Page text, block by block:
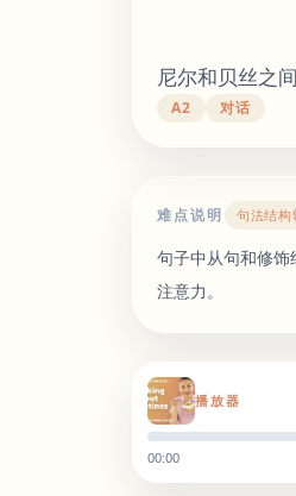
尼尔和贝丝之
A2 对话
难点说明 句法结构
句子中从句和修
注意力。
播放器
00:00